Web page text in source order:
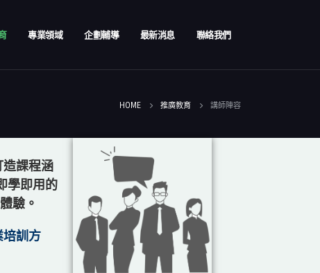
專業領域 企劃輔導 最新消息 聯絡我們
HOME 推廣教育 講師陣容
造課程涵
學即用的
驗。
培訓方